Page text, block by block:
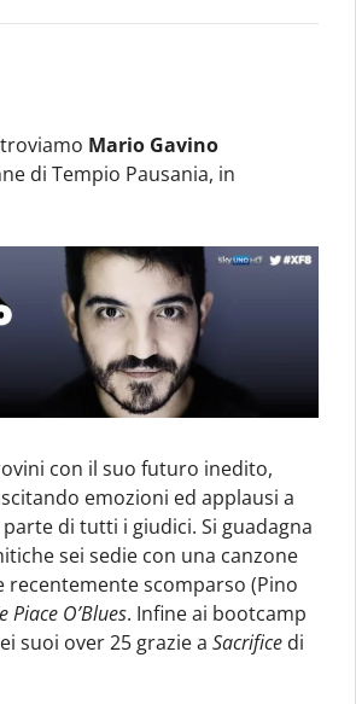
Mario Gavino
di Tempio Pausania, in
con il suo futuro inedito,
emozioni ed applausi a
di tutti i giudici. Si guadagna
sei sedie con una canzone
recentemente scomparso (Pino
Piace O’Blues. Infine ai bootcamp
suoi over 25 grazie a Sacrifice di